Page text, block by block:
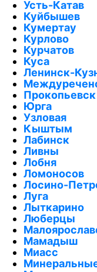
Усть-Катав
Куйбышев
Кумертау
Курлово
Курчатов
Куса
Ленинск-
Прокопьевск
Юрга
Узловая
Кыштым
Лабинск
Ливны
Лобня
Ломоносов
Лосино-
Луга
Лыткарино
Люберцы
Мамадыш
Миасс